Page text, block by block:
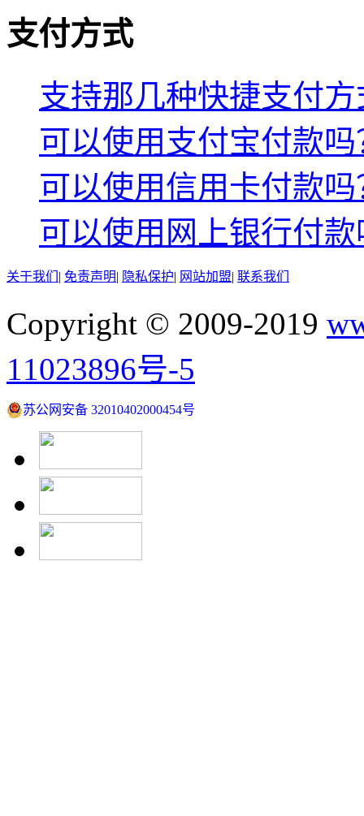
支付方式
支持那几种快捷支付
可以使用支付宝付款吗
可以使用信用卡付款吗
可以使用网上银行付款
关于我们 | 免责声明| 隐私保护| 网站加盟| 联系我们
Copyright © 2009-2019
11023896号-5
苏公网安备 32010402000454号